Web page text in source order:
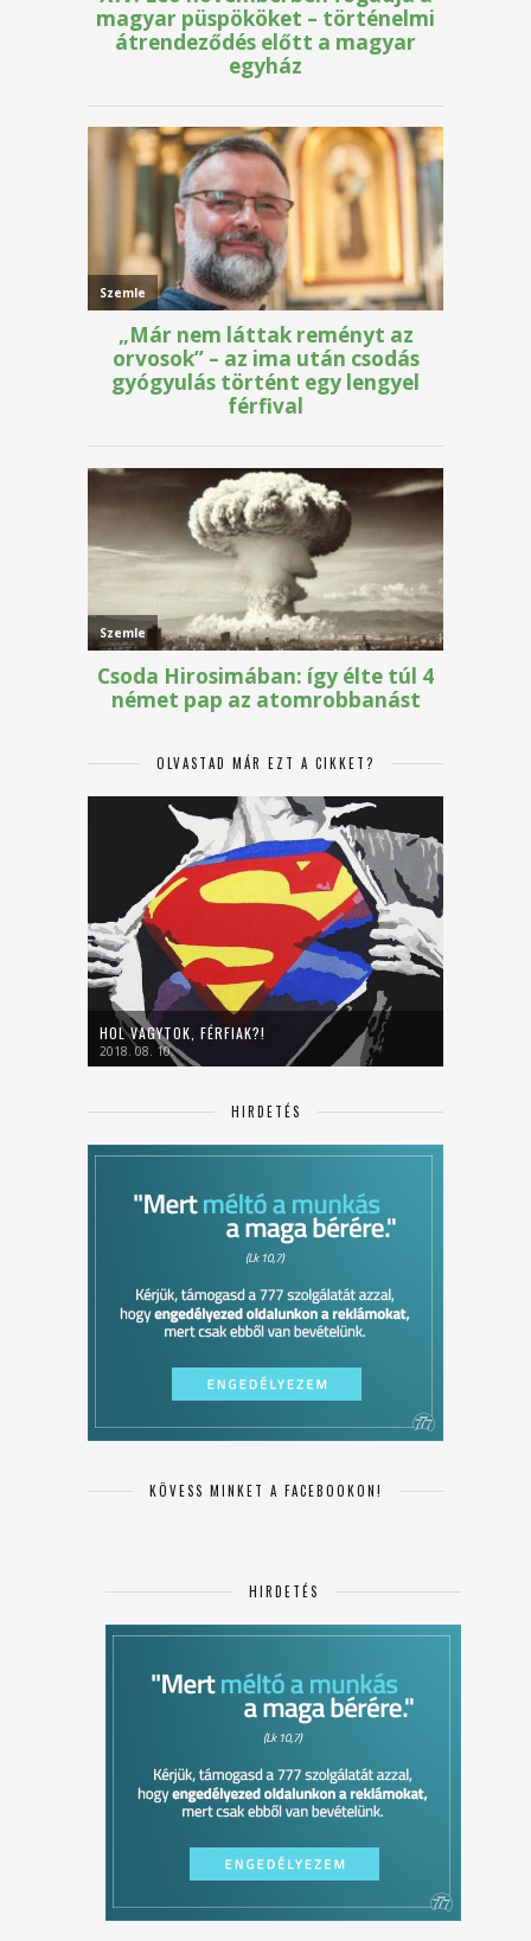
OLVASTAD MÁR EZT A CIKKET?
HOL VAGYTOK, FÉRFIAK?!
2018. 08. 10.
HIRDETÉS
KÖVESS MINKET A FACEBOOKON!
HIRDETÉS